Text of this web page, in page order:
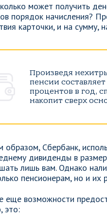
может получить
порядок начисления?
карточки, и на сумму,
Произведя
пенсии
процентов в год,
накопит сверх
образом, Сбербанк,
дивиденды в
лишь вам. Однако
пенсионерам, но и их
еще возможности
это: